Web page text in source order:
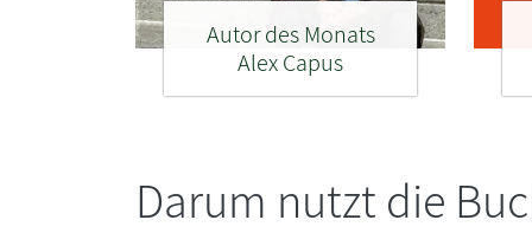
Autor des Monats
Alex Capus
Darum nutzt die